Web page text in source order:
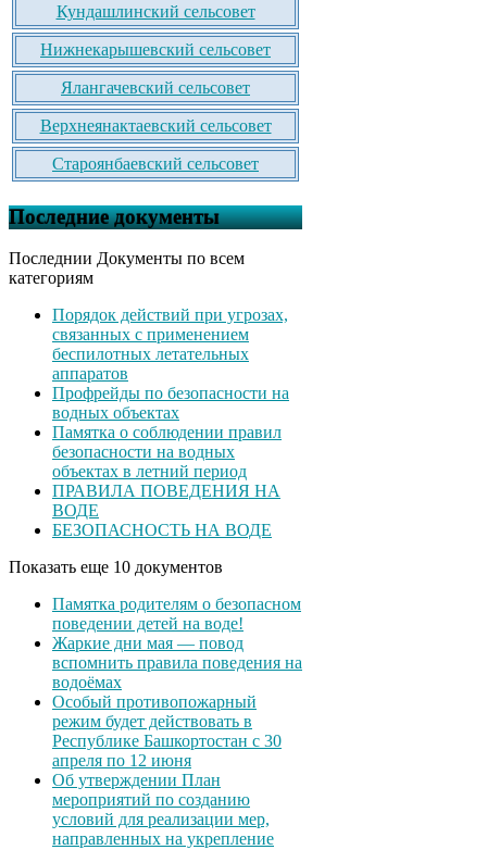
Кундашлинский сельсовет
Нижнекарышевский сельсовет
Ялангачевский сельсовет
Верхнеянактаевский сельсовет
Староянбаевский сельсовет
Последние документы
Последнии Документы по всем
категориям
Порядок действий при угрозах,
связанных с применением
беспилотных летательных
аппаратов
Профрейды по безопасности на
водных объектах
Памятка о соблюдении правил
безопасности на водных
объектах в летний период
ПРАВИЛА ПОВЕДЕНИЯ НА
ВОДЕ
БЕЗОПАСНОСТЬ НА ВОДЕ
Показать еще 10 документов
Памятка родителям о безопасном
поведении детей на воде!
Жаркие дни мая — повод
вспомнить правила поведения на
водоёмах
Особый противопожарный
режим будет действовать в
Республике Башкортостан с 30
апреля по 12 июня
Об утверждении План
мероприятий по созданию
условий для реализации мер,
направленных на укрепление